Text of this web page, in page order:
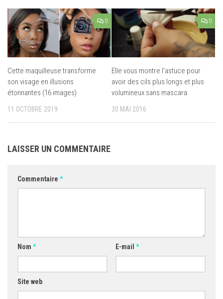
0
Cette maquilleuse transforme
son visage en illusions
étonnantes (16 images)
11 OCTOBRE 2019
0
Elle vous montre l’astuce pour
avoir des cils plus longs et plus
volumineux sans mascara
30 MAI 2016
LAISSER UN COMMENTAIRE
Commentaire *
Nom * E-mail *
Site web